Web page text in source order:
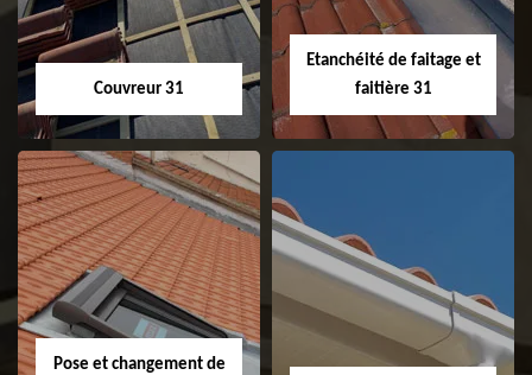
Couvreur 31
Couvreur 31
Etanchéité de faitage et
faitière 31
Etanchéité de
faitage et faitière
31
Pose et changement de